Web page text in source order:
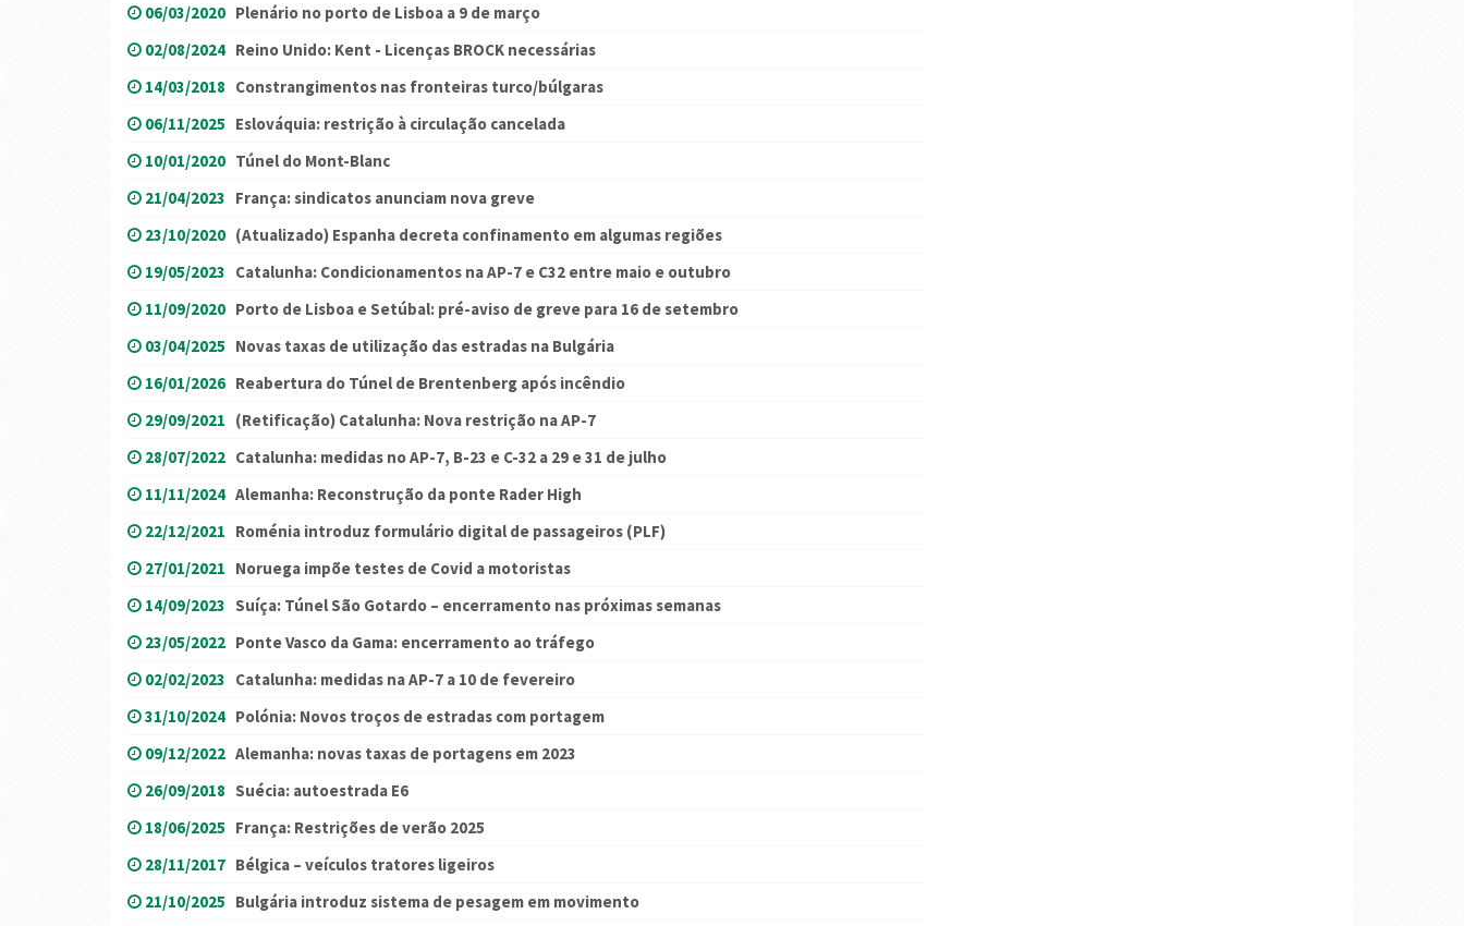
06/03/2020 Plenário no porto de Lisboa a 9 de março
02/08/2024 Reino Unido: Kent - Licenças BROCK necessárias
14/03/2018 Constrangimentos nas fronteiras turco/búlgaras
06/11/2025 Eslováquia: restrição à circulação cancelada
10/01/2020 Túnel do Mont-Blanc
21/04/2023 França: sindicatos anunciam nova greve
23/10/2020 (Atualizado) Espanha decreta confinamento em algumas regiões
19/05/2023 Catalunha: Condicionamentos na AP-7 e C32 entre maio e outubro
11/09/2020 Porto de Lisboa e Setúbal: pré-aviso de greve para 16 de setembro
03/04/2025 Novas taxas de utilização das estradas na Bulgária
16/01/2026 Reabertura do Túnel de Brentenberg após incêndio
29/09/2021 (Retificação) Catalunha: Nova restrição na AP-7
28/07/2022 Catalunha: medidas no AP-7, B-23 e C-32 a 29 e 31 de julho
11/11/2024 Alemanha: Reconstrução da ponte Rader High
22/12/2021 Roménia introduz formulário digital de passageiros (PLF)
27/01/2021 Noruega impõe testes de Covid a motoristas
14/09/2023 Suíça: Túnel São Gotardo – encerramento nas próximas semanas
23/05/2022 Ponte Vasco da Gama: encerramento ao tráfego
02/02/2023 Catalunha: medidas na AP-7 a 10 de fevereiro
31/10/2024 Polónia: Novos troços de estradas com portagem
09/12/2022 Alemanha: novas taxas de portagens em 2023
26/09/2018 Suécia: autoestrada E6
18/06/2025 França: Restrições de verão 2025
28/11/2017 Bélgica – veículos tratores ligeiros
21/10/2025 Bulgária introduz sistema de pesagem em movimento